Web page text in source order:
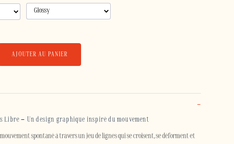
AJOUTER AU PANIER
Libre – Un design graphique inspiré du mouvement
spontané à travers un jeu de lignes qui se croisent, se déforment et